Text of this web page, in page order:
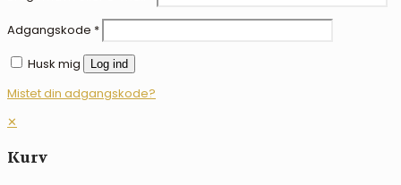
Adgangskode *
Husk mig
Log ind
Mistet din adgangskode?
✕
Kurv